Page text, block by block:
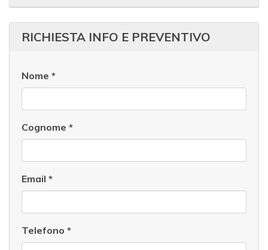
RICHIESTA INFO E PREVENTIVO
Nome *
Cognome *
Email *
Telefono *